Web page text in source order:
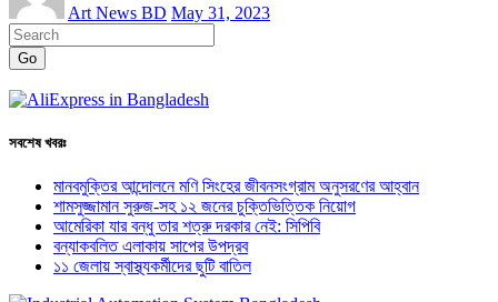
Art News BD May 31, 2023
Go
সবশেষ খবরঃ
মানবমুক্তির আন্দোলনে মণি সিংহের জীবনসংগ্রাম অনুসরণের আহ্বান
শামসুজ্জামান সুরুজ-সহ ১২ জনের চুক্তিভিত্তিক নিয়োগ
আমেরিকা যার বন্ধু তার শত্রু দরকার নেই: সিপিবি
বন্যাকবলিত এলাকায় সাপের উপদ্রব
১১ জেলায় স্বাস্থ্যকর্মীদের ছুটি বাতিল